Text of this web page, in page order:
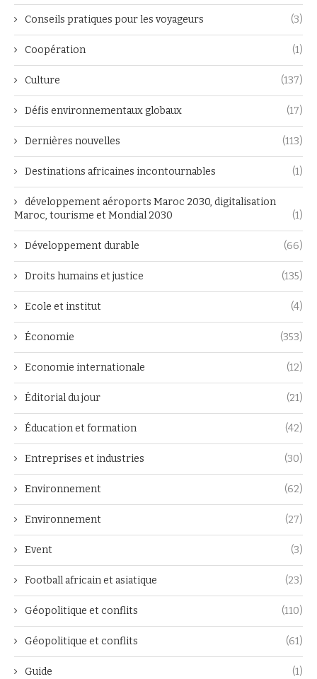
Conseils pratiques pour les voyageurs (3)
Coopération (1)
Culture (137)
Défis environnementaux globaux (17)
Dernières nouvelles (113)
Destinations africaines incontournables (1)
développement aéroports Maroc 2030, digitalisation
Maroc, tourisme et Mondial 2030
(1)
Développement durable (66)
Droits humains et justice (135)
Ecole et institut (4)
Économie (353)
Economie internationale (12)
Éditorial du jour (21)
Éducation et formation (42)
Entreprises et industries (30)
Environnement (62)
Environnement (27)
Event (3)
Football africain et asiatique (23)
Géopolitique et conflits (110)
Géopolitique et conflits (61)
Guide (1)